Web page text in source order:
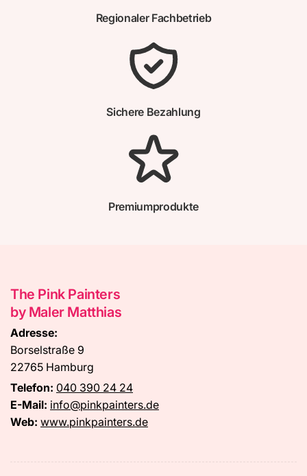
Regionaler Fachbetrieb
Sichere Bezahlung
Premiumprodukte
The Pink Painters
by Maler Matthias
Adresse:
Borselstraße 9
22765 Hamburg
Telefon: 040 390 24 24
E-Mail: info@pinkpainters.de
Web: www.pinkpainters.de